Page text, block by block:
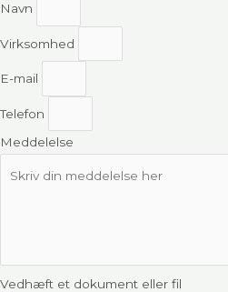
Navn
Virksomhed
E-mail
Telefon
Meddelelse
Vedhæft et dokument eller fil